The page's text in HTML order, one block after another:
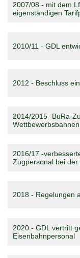
2007/08 - mit dem
eigenständigen
2010/11 - GDL
2012 - Beschluss
2014/2015 -BuRa-
Wettbewerbsbahnen
2016/17 -
Zugpersonal bei
2018 - Regelungen
2020 - GDL vertritt
Eisenbahnpersonal